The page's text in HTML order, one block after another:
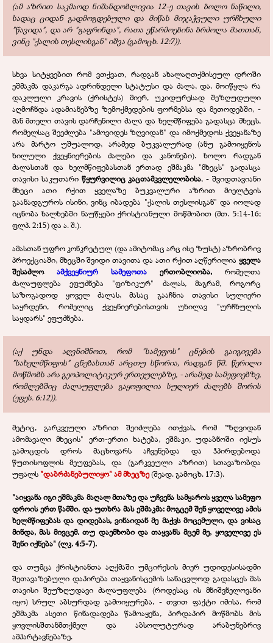
(ამ აზრით საკმაოდ ნიშანდობლივია 12-ე თავის ბოლო ნაწილი,
სადაც ციდან გადმოგდებული და მიწას მიჯაჭვული ურჩხული
"წავიდა", და არ "გაფრინდა", რათა ეწარმოებინა ბრძოლა მათთან,
ვინც "ქალის თესლისგან" იშვა (გამოცხ. 12:7)).
სხვა სიტყვებით რომ ვთქვათ, რადგან ახალაღთქმისეულ დროში
ეშმაკმა დაკარგა ადრინდელი სტატუსი და ძალა, და, მოიწყლა რა
დაკლული კრავის (ქრისტეს) მიერ, უკიდურესად შეზღუდული
აღმოჩნდა ადამიანებზე ზემოქმედების ფორმებსა და მეთოდებში, -
მან მთელი თავის დარჩენილი ძალა და ხელმწიფება გადასცა მხეცს,
რომელსაც შეეძლება "ამოვიდეს ზღვიდან" და იმოქმედოს ქვეყანაზე
არა მარტო უშუალოდ, არამედ ბუკვალურად (ანუ გამოიყენოს
ხილული ქვეყნიერების ძალები და კანონები). ხოლო რადგან
ძალასთან და ხელმწიფებასთან ერთად ეშმაკმა "მხეცს" გადასცა
თავისი საკუთარი წყურვილიც კაცთამკვლელობისა, - შვიდთავიანი
მხეცი ათი რქით ყველაზე ბუკვალური აზრით მიელტვის
გაანადგუროს ისინი, ვინც იბადება "ქალის თესლისგან" და იოლად
იცნობა ხალხებში ნაუწყები ქრისტიანული მოწმობით (მთ. 5:14-16;
ფლპ. 2:15) და ა. შ.).
ამასთან უფრო კონკრეტულ (და ამიტომაც არც ისე ზუსტ) აზრობრივ
პროექციაში, მხეცში შვიდი თავითა და ათი რქით აღწერილია ყველა
შესაძლო ამქვეყნიურ სამეფოთა ერთობლიობა, რომელთა
ძალაუფლება ეფუძნება "ფიზიკურ" ძალას, მაგრამ, როგორც
საზოგადოდ ყოველ ძალას, მასაც გააჩნია თავისი სულიერი
საყრდენი, რომელიც ქვეყნიერებისთვის უხილავ "ურჩხულის
საყდარს" ეფუძნება.
(აქ უნდა აღვნიშნოთ, რომ "სამეფოს" ცნების გაიგივება
"სახელმწიფოს" ცნებასთან არცთუ სწორია, რადგან წმ. წერილი
მოწმობს არა გეოპოლიტიკურ ერთეულებზე, - არამედ სამეფოებზე,
რომლებშიც ძალაუფლება გაყოფილია სულიერ ძალებს შორის
(ეფეს. 6:12)).
მეტიც, გარკვეული აზრით შეიძლება ითქვას, რომ "ზღვიდან
ამომავალი მხეცის" ერთ-ერთი ხატება, ეშმაკი, უდაბნოში იესუს
გამოცდის დროს მაცხოვარს აჩვენებდა და ჰპირდებოდა
წუთისოფლის მეუფებას, და (გარკვეული აზრით) სთავაზობდა
უფალს "დაბრძანებულიყო" ამ მხეცზე(შეად. გამოცხ. 17:3).
"აიყვანა იგი ეშმაკმა მაღალ მთაზე და უჩვენა სამყაროს ყველა სამეფო
დროის ერთ წამში. და უთხრა მას ეშმაკმა: მოგცემ შენ ყოველივე ამის
ხელმწიფებას და დიდებას, ვინაიდან მე მაქვს მოცემული, და ვისაც
მინდა, მას მივცემ. თუ დაემხობი და თაყვანს მცემ მე, ყოველივე ეს
შენი იქნება" (ლკ. 4:5-7).
და თუმცა ქრისტიანთა აღქმაში უმცირესის მიერ უდიდესისადმი
შეთავაზებული დაპირება თაყვანისცემის სანაცვლოდ გადასცეს მას
თავისი შეუზღუდავი ძალაუფლება (როდესაც ის მნიშვნელოვანი
იყო) სრულ აბსურდად გამოიყურება, - თვით ფაქტი იმისა, რომ
ეშმაკმა ასეთი წინადადება წამოაყენა, პირდაპირ მოწმობს მის
ყოვლისშთანმთქმელ და აბსოლუტურად არაბუნებრივ
ამპარტავნებაზე.